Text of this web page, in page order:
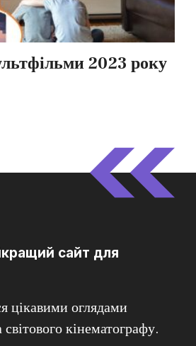
сайт для
цікавими оглядами
світового кінематографу.